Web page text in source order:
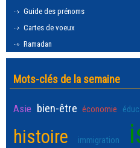
Guide des prénoms
Cartes de voeux
Ramadan
Mots-clés de la semaine
Asie bien-être économie
histoire immigration